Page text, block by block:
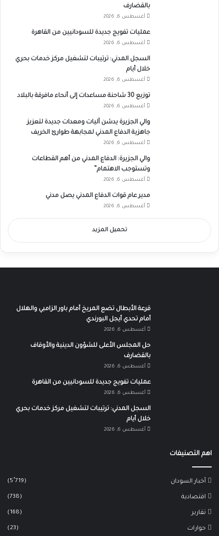
بالقضارف
أغسطس 6, 2026
عمليات تفويج جديدة للسودانيين من القاهرة
أغسطس 6, 2026
السجل المدني: ترتيبات لتشغيل مركز خدمات بحري
خلال أيام
أغسطس 6, 2026
توزيع 30 شاحنة مساعدات إلى أنحاء مافرقة بالبلاد
أغسطس 6, 2026
والي الجزيرة يدشن آليات ومعدات جديدة لتعزيز
جاهزية الدفاع المدني لمجابهة طوارئ الخريف
أغسطس 6, 2026
والي الجزيرة: الدفاع المدني من أهم القطاعات
وتستوجب الاهتمام”
أغسطس 6, 2026
مدير عام قوات الدفاع المدني يصل مدني
أغسطس 6, 2026
تحميل المزيد
قرعة الأبطال تضع المريخ أمام باور الزامبي والهلال
أمام تحدي أيجل البورندي
أغسطس 6, 2026
حل المجلس الأعلى للشؤون الدينية والأوقاف
بالقضارف
أغسطس 6, 2026
عمليات تفويج جديدة للسودانيين من القاهرة
أغسطس 6, 2026
السجل المدني: ترتيبات لتشغيل مركز خدمات بحري
خلال أيام
أغسطس 6, 2026
اهم التصنيفات
أخبار السودان (5٬719)
اقتصادية (738)
تقارير (168)
حوارات (23)